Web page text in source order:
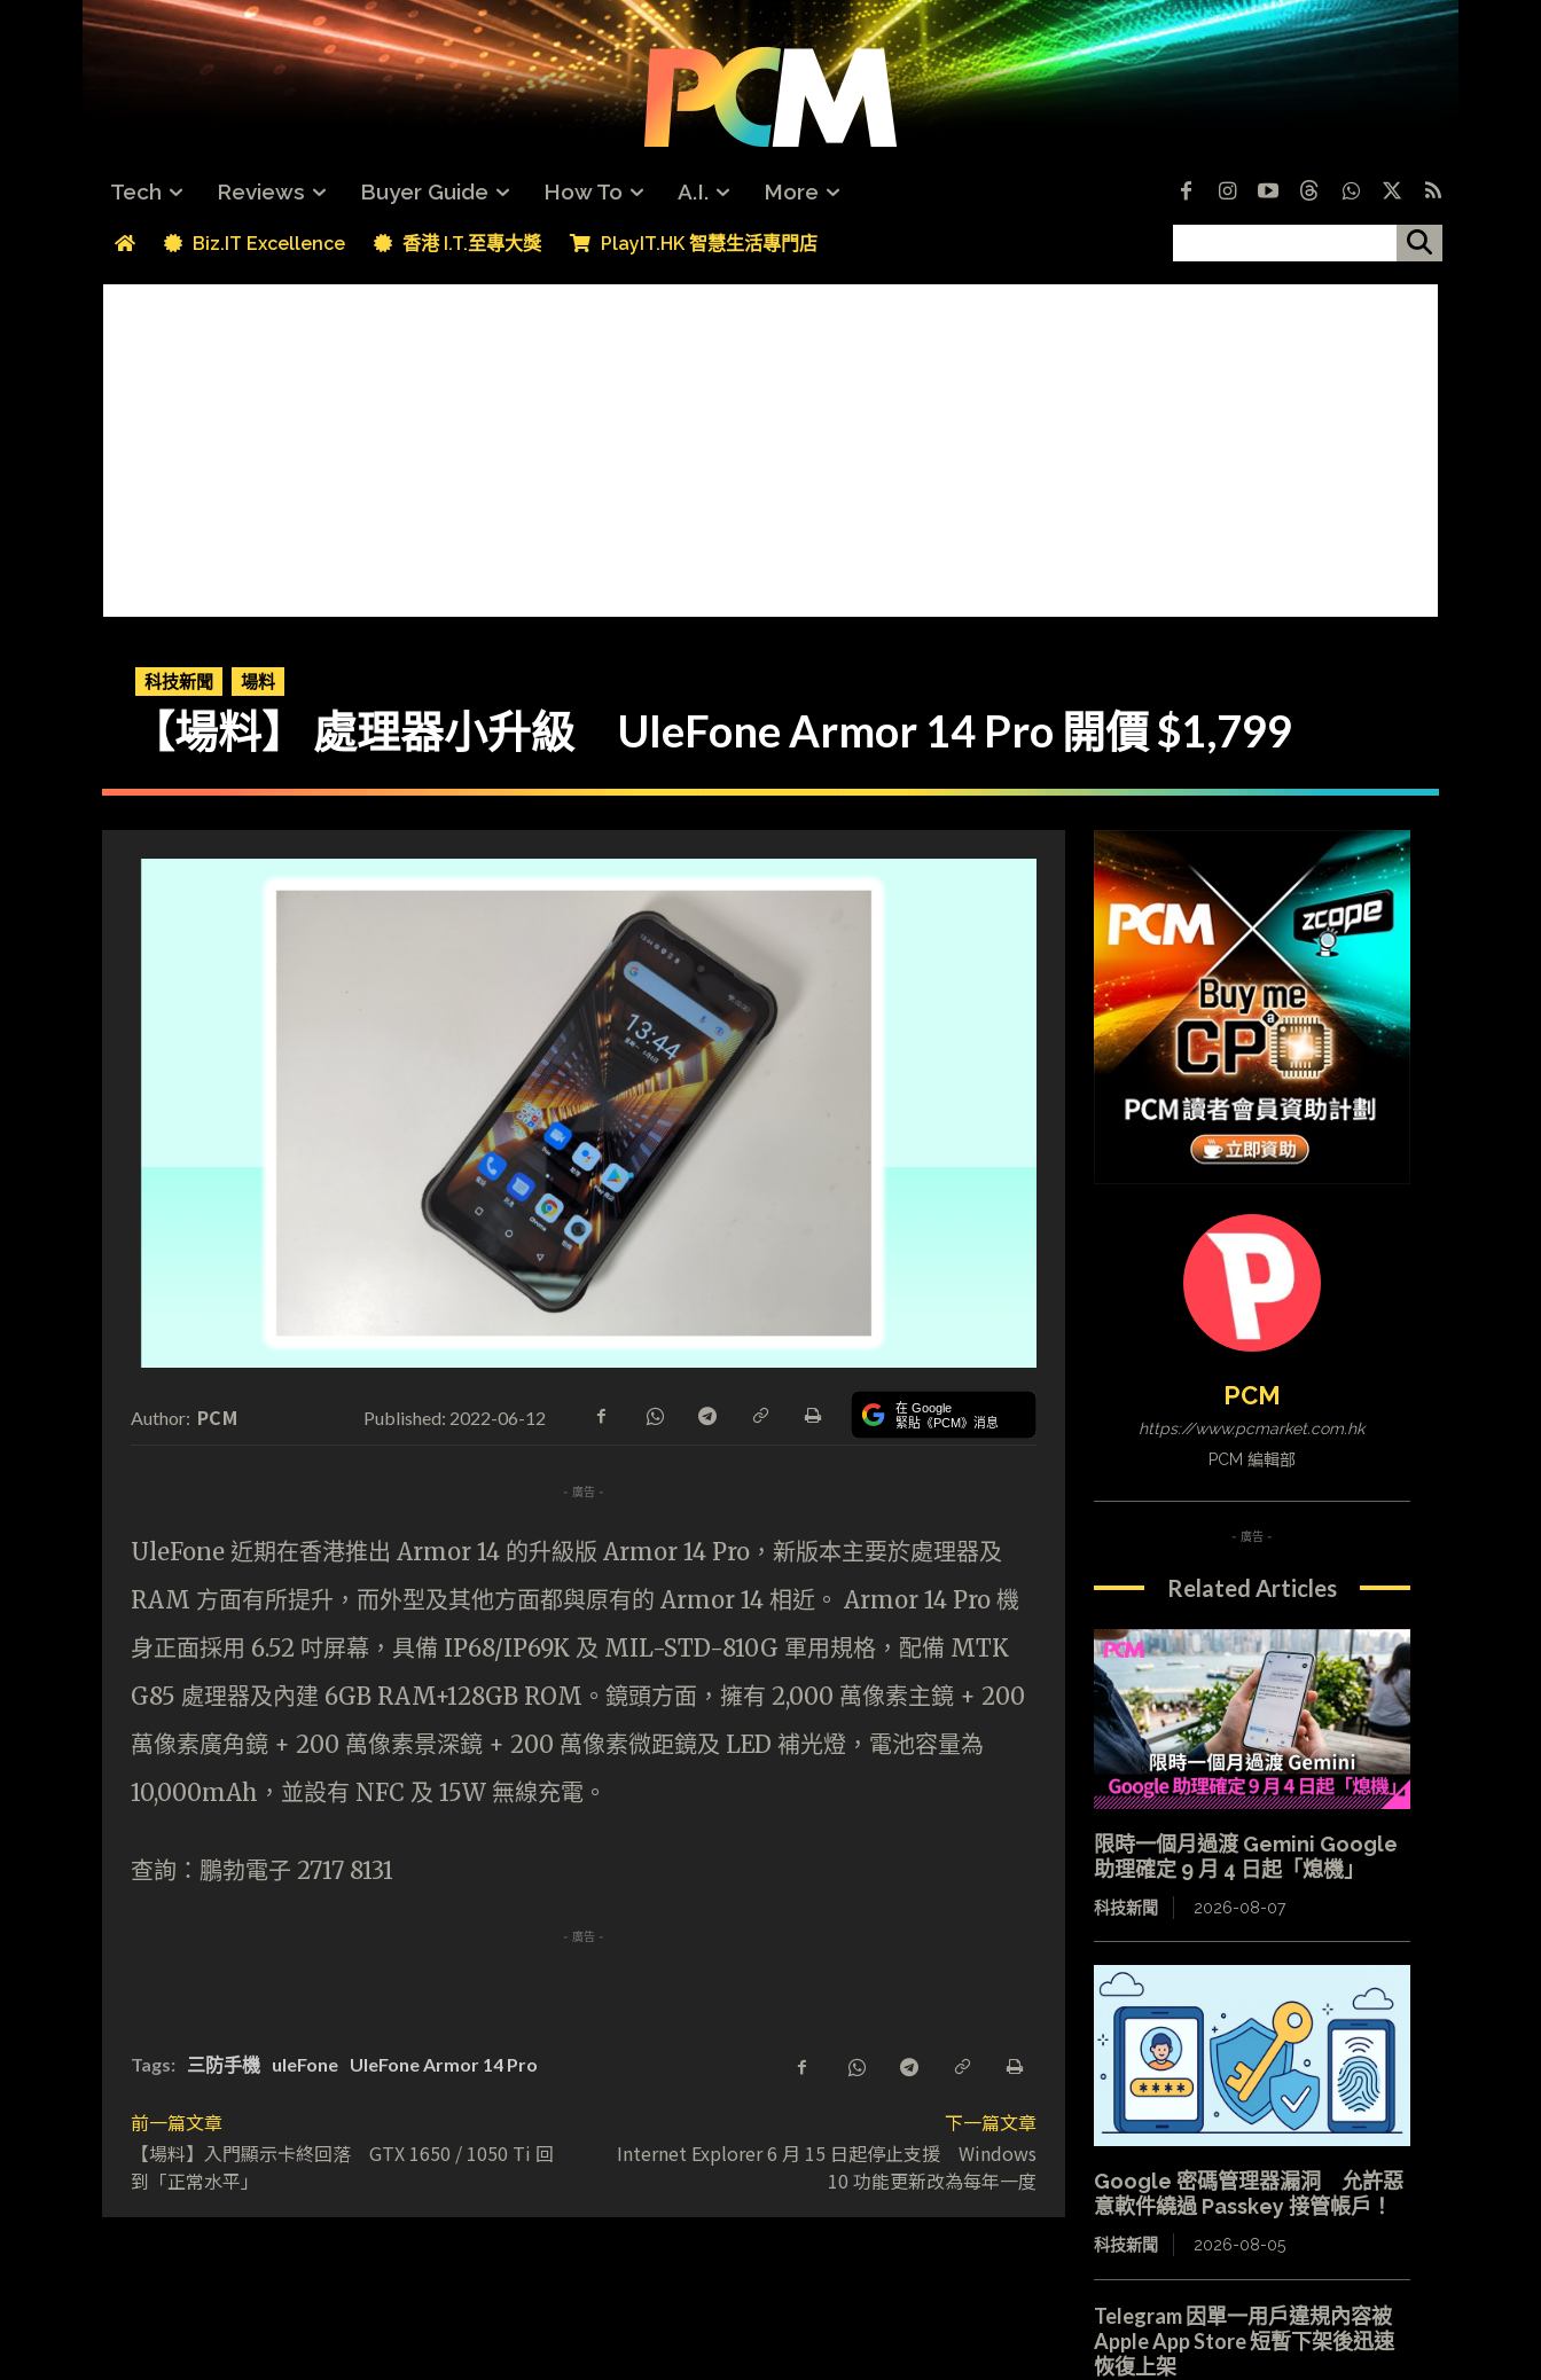
Tech Reviews Buyer Guide How To A.I. More
Biz.IT Excellence 香港 I.T.至專大獎 PlayIT.HK 智慧生活專門店
科技新聞 場料
【場料】 處理器小升級 UleFone Armor 14 Pro 開價 $1,799
Author: PCM Published: 2022-06-12 在 Google
緊貼《PCM》消息
- 廣告 -
UleFone 近期在香港推出 Armor 14 的升級版 Armor 14 Pro，新版本主要於處理器及
RAM 方面有所提升，而外型及其他方面都與原有的 Armor 14 相近。 Armor 14 Pro 機
身正面採用 6.52 吋屏幕，具備 IP68/IP69K 及 MIL-STD-810G 軍用規格，配備 MTK
G85 處理器及內建 6GB RAM+128GB ROM。鏡頭方面，擁有 2,000 萬像素主鏡 + 200
萬像素廣角鏡 + 200 萬像素景深鏡 + 200 萬像素微距鏡及 LED 補光燈，電池容量為
10,000mAh，並設有 NFC 及 15W 無線充電。
查詢：鵬勃電子 2717 8131
- 廣告 -
Tags: 三防手機 uleFone UleFone Armor 14 Pro
前一篇文章
【場料】入門顯示卡終回落 GTX 1650 / 1050 Ti 回
到「正常水平」
下一篇文章
Internet Explorer 6 月 15 日起停止支援 Windows
10 功能更新改為每年一度
PCM
https://www.pcmarket.com.hk
PCM 編輯部
- 廣告 -
Related Articles
限時一個月過渡 Gemini Google
助理確定 9 月 4 日起「熄機」
科技新聞 2026-08-07
Google 密碼管理器漏洞 允許惡
意軟件繞過 Passkey 接管帳戶！
科技新聞 2026-08-05
Telegram 因單一用戶違規內容被
Apple App Store 短暫下架後迅速
恢復上架